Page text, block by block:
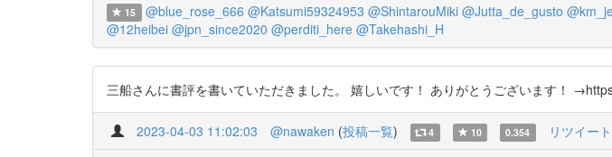
15 @blue_rose_666 @Katsumi59324953 @ShintarouMiki @Jutta_de_gusto
@12heibei @jpn_since2020 @perditi_here @Takehashi_H
三船さんに書評を書いていただきました。 嬉しいです！ ありがとうございます！
2023-04-03 11:02:03 @nawaken (投稿一覧) 4 10 0.354 リツイー